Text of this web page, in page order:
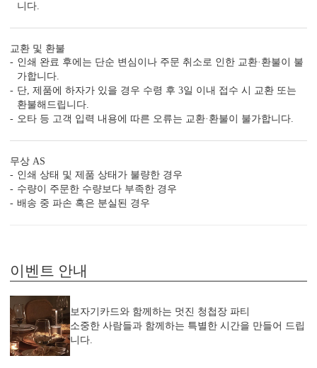
편리함 더하기
다.
빠른 제작 서비스
수작업 서비스 수신인 주소 인쇄
니다.
교환 및 환불
인쇄 완료 후에는 단순 변심이나 주문 취소로 인한 교환·환불이 불
가합니다.
단, 제품에 하자가 있을 경우 수령 후 3일 이내 접수 시 교환 또는
환불해드립니다.
오타 등 고객 입력 내용에 따른 오류는 교환·환불이 불가합니다.
무상 AS
인쇄 상태 및 제품 상태가 불량한 경우
수량이 주문한 수량보다 부족한 경우
배송 중 파손 혹은 분실된 경우
이벤트 안내
보자기카드와 함께하는 멋진 청첩장 파티
소중한 사람들과 함께하는 특별한 시간을 만들어 드립
니다.